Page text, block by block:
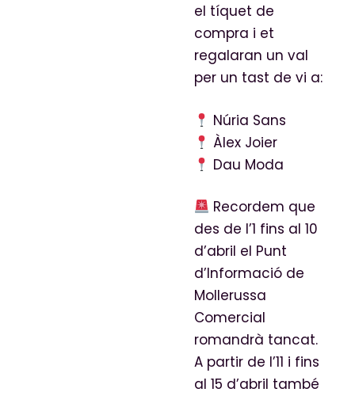
el tíquet de
compra i et
regalaran un val
per un tast de vi a:
Núria Sans
Àlex Joier
Dau Moda
Recordem que
des de l’1 fins al 10
d’abril el Punt
d’Informació de
Mollerussa
Comercial
romandrà tancat.
A partir de l’11 i fins
al 15 d’abril també